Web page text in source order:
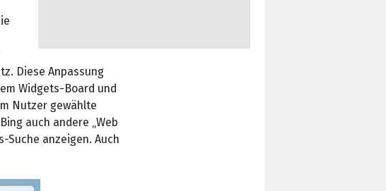
Diese Anpassung
Widgets-Board und
Nutzer gewählte
auch andere „Web
Suche anzeigen. Auch